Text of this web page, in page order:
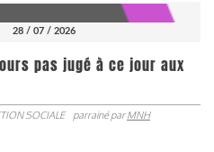
28 / 07 / 2026
pas jugé à ce jour aux
SOCIALE parrainé parMNH